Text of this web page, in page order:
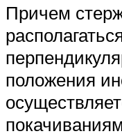
Причем
положения